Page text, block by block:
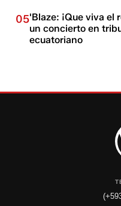
05'Blaze: ¡Que viva el
un concierto en
ecuatoriano